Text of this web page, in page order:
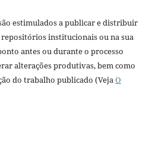
estimulados a publicar e distribuir
institucionais ou na sua
antes ou durante o processo
alterações produtivas, bem como
do trabalho publicado (Veja O